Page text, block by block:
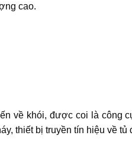
cao.
về khói, được coi là công
thiết bị truyền tín hiệu về tủ